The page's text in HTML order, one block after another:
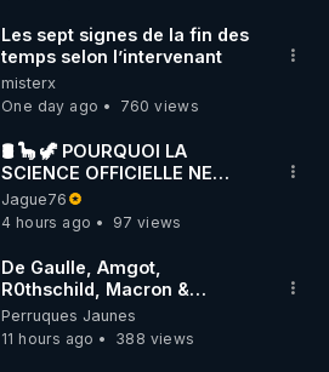
Les sept signes de la fin des
temps selon l’intervenant
misterx
One day ago
760 views
🛢 🦕 🦖 POURQUOI LA
SCIENCE OFFICIELLE NE
CONNAÎT-ELLE PAS LA VRAIE
ORIGINE DU PÉTROLE ?
Jague76
4 hours ago
97 views
De Gaulle, Amgot,
R0thschild, Macron &
Pompidou… Macron Claude
Janvier, GPTV, 18 X 2024
Perruques Jaunes
11 hours ago
388 views